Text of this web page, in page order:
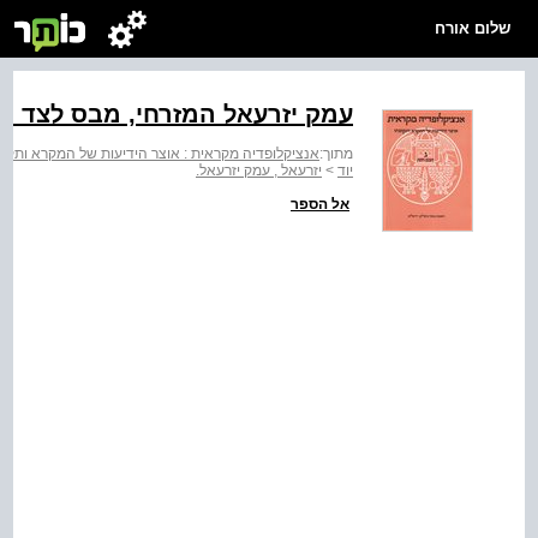
שלום אורח
עמק יזרעאל המזרחי, מבס לצד
מתוך:אנציקלופדיה מקראית : אוצר הידיעות של המקרא
יוד > יזרעאל , עמק יזרעאל.
אל הספר